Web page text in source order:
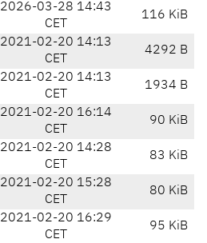
2026-03-28 14:43
CET
116 KiB
2021-02-20 14:13
CET
4292 B
2021-02-20 14:13
CET
1934 B
2021-02-20 16:14
CET
90 KiB
2021-02-20 14:28
CET
83 KiB
2021-02-20 15:28
CET
80 KiB
2021-02-20 16:29
CET
95 KiB